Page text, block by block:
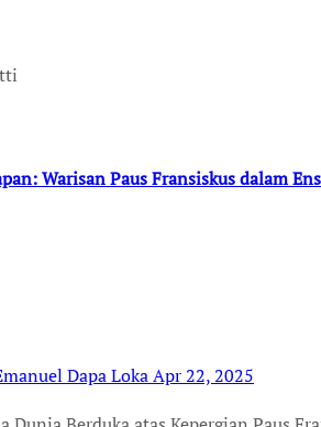
Warisan Paus Fransiskus dalam
Dapa LokaApr 22, 2025